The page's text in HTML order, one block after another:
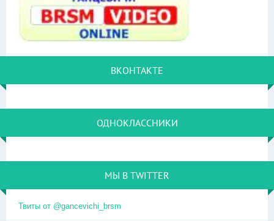
ВКОНТАКТЕ
ОДНОКЛАССНИКИ
МЫ В TWITTER
Твиты от @gancevichi_brsm